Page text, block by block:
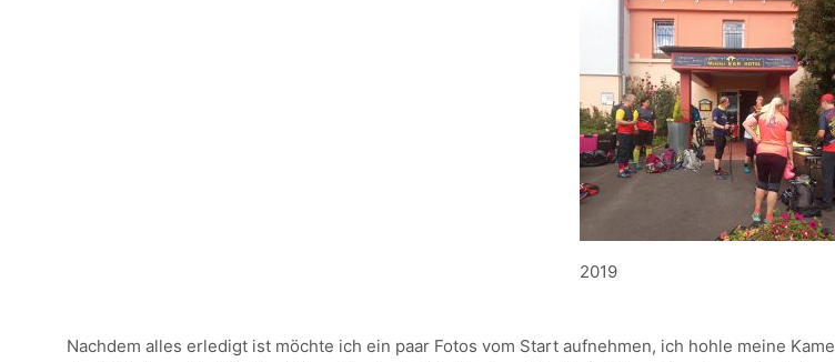
2019
Nachdem alles erledigt ist möchte ich ein paar Fotos vom Start aufnehmen, ich hohle meine